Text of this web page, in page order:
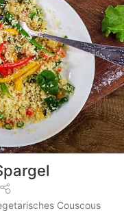
Couscous